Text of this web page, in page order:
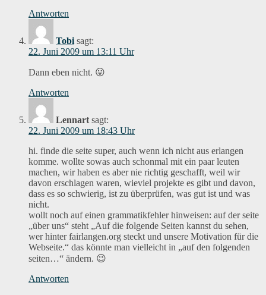
Antworten
Tobi sagt:
22. Juni 2009 um 13:11 Uhr
Dann eben nicht. 😛
Antworten
Lennart sagt:
22. Juni 2009 um 18:43 Uhr
hi. finde die seite super, auch wenn ich nicht aus erlangen
komme. wollte sowas auch schonmal mit ein paar leuten
machen, wir haben es aber nie richtig geschafft, weil wir
davon erschlagen waren, wieviel projekte es gibt und davon,
dass es so schwierig, ist zu überprüfen, was gut ist und was
nicht.
wollt noch auf einen grammatikfehler hinweisen: auf der seite
„über uns“ steht „Auf die folgende Seiten kannst du sehen,
wer hinter fairlangen.org steckt und unsere Motivation für die
Webseite.“ das könnte man vielleicht in „auf den folgenden
seiten…“ ändern. 😉
Antworten